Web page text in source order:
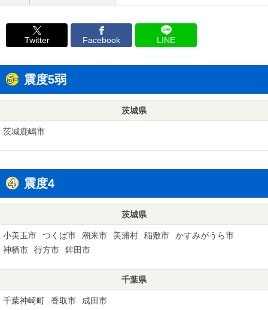
Twitter Facebook LINE
震度5弱
茨城県
茨城鹿嶋市
震度4
茨城県
小美玉市 つくば市 潮来市 美浦村 稲敷市
かすみがうら市
神栖市
行方市 鉾田市
千葉県
千葉神崎町 香取市 成田市